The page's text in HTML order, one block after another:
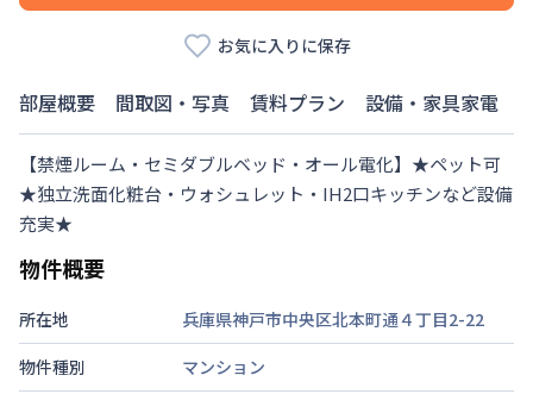
お気に入りに保存
部屋概要 間取図・写真 賃料プラン 設備・家具家電
【禁煙ルーム・セミダブルベッド・オール電化】★ペット可
★独立洗面化粧台・ウォシュレット・IH2口キッチンなど設備
充実★
物件概要
所在地
兵庫県神戸市中央区北本町通４丁目2-22
物件種別
マンション